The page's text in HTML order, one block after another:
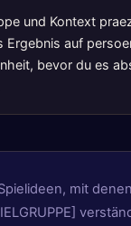
und Kontext
Ergebnis auf
bevor du es
mit